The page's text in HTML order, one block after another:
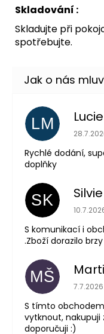
Skladování :
Skladujte při
spotřebujte.
LM
Rychlé dodání,
doplňky
SK
S komunikací i
.Zboží dorazilo
MŠ
7.7.2026
S tímto
vytknout, nakupuji
doporučuji :)